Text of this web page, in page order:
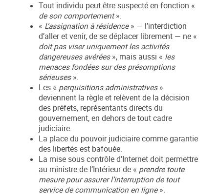
Tout individu peut être suspecté en fonction «
de son comportement».
« L’assignation à résidence» — l’interdiction
d’aller et venir, de se déplacer librement — ne «
doit pas viser uniquement les activités
dangereuses avérées», mais aussi « les
menaces fondées sur des présomptions
sérieuses».
Les « perquisitions administratives»
deviennent la règle et relèvent de la décision
des préfets, représentants directs du
gouvernement, en dehors de tout cadre
judiciaire.
La place du pouvoir judiciaire comme garantie
des libertés est bafouée.
La mise sous contrôle d’Internet doit permettre
au ministre de l’Intérieur de « prendre toute
mesure pour assurer l’interruption de tout
service de communication en ligne».